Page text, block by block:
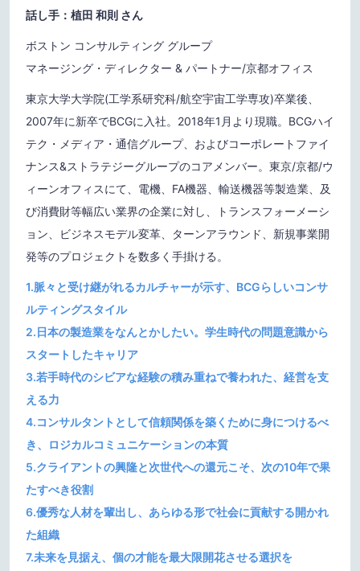
話し手：植田 和則 さん
ボストン コンサルティング グループ
マネージング・ディレクター & パートナー/京都オフィス
東京大学大学院(工学系研究科/航空宇宙工学専攻)卒業後、
2007年に新卒でBCGに入社。2018年1月より現職。BCGハイ
テク・メディア・通信グループ、およびコーポレートファイ
ナンス&ストラテジーグループのコアメンバー。東京/京都/ウ
ィーンオフィスにて、電機、FA機器、輸送機器等製造業、及
び消費財等幅広い業界の企業に対し、トランスフォーメーシ
ョン、ビジネスモデル変革、ターンアラウンド、新規事業開
発等のプロジェクトを数多く手掛ける。
1.脈々と受け継がれるカルチャーが示す、BCGらしいコンサ
ルティングスタイル
2.日本の製造業をなんとかしたい。学生時代の問題意識から
スタートしたキャリア
3.若手時代のシビアな経験の積み重ねで養われた、経営を支
える力
4.コンサルタントとして信頼関係を築くために身につけるべ
き、ロジカルコミュニケーションの本質
5.クライアントの興隆と次世代への還元こそ、次の10年で果
たすべき役割
6.優秀な人材を輩出し、あらゆる形で社会に貢献する開かれ
た組織
7.未来を見据え、個の才能を最大限開花させる選択を